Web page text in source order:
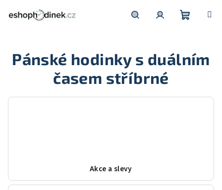
košík
Pánské hodinky s duálním
časem stříbrné
Akce a slevy